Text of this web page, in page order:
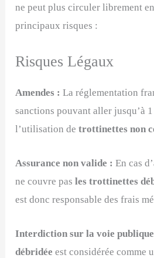
ne peut plus circuler librement
principaux risques :
Risques Légaux
Amendes : La réglementation
sanctions pouvant aller jusqu’à
l’utilisation detrottinettes non
Assurance non valide : En cas
ne couvre pasles trottinettes
est donc responsable des frais
Interdiction sur la voie
débridée est considérée comme